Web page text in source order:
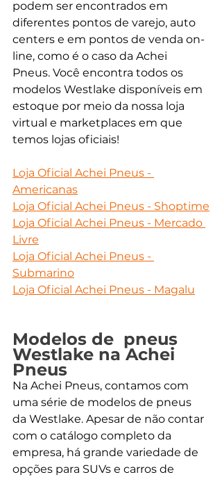
podem ser encontrados em
diferentes pontos de varejo, auto
centers e em pontos de venda on-
line, como é o caso da Achei
Pneus. Você encontra todos os
modelos Westlake disponíveis em
estoque por meio da nossa loja
virtual e marketplaces em que
temos lojas oficiais!
Loja Oficial Achei Pneus -
Americanas
Loja Oficial Achei Pneus - Shoptime
Loja Oficial Achei Pneus - Mercado
Livre
Loja Oficial Achei Pneus -
Submarino
Loja Oficial Achei Pneus - Magalu
Modelos de  pneus
Westlake na Achei
Pneus
Na Achei Pneus, contamos com
uma série de modelos de pneus
da Westlake. Apesar de não contar
com o catálogo completo da
empresa, há grande variedade de
opções para SUVs e carros de